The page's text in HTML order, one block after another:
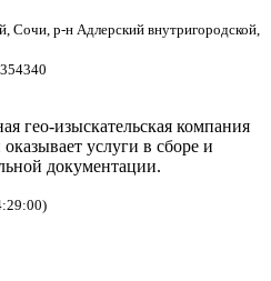
Сочи, р-н Адлерский внутригородской,
гео-изыскательская компания
услуги в сборе и
документации.